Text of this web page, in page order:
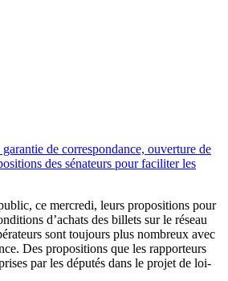
de correspondance, ouverture de
des sénateurs pour faciliter les
ce mercredi, leurs propositions pour
d’achats des billets sur le réseau
sont toujours plus nombreux avec
Des propositions que les rapporteurs
par les députés dans le projet de loi-